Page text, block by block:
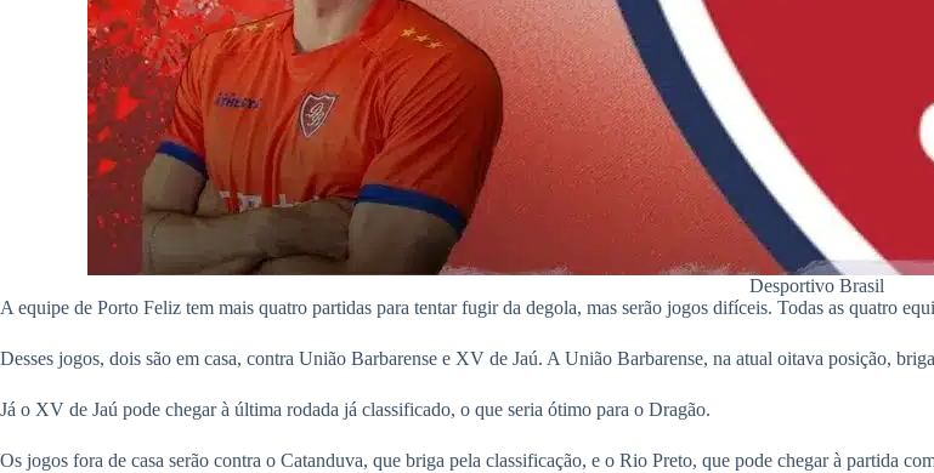
Desportivo Brasil
A equipe de Porto Feliz tem mais quatro partidas para tentar fugir da degola, mas serão jogos difíceis. Todas as quatro
Desses jogos, dois são em casa, contra União Barbarense e XV de Jaú. A União Barbarense, na atual oitava posição,
Já o XV de Jaú pode chegar à última rodada já classificado, o que seria ótimo para o Dragão.
Os jogos fora de casa serão contra o Catanduva, que briga pela classificação, e o Rio Preto, que pode chegar à partida